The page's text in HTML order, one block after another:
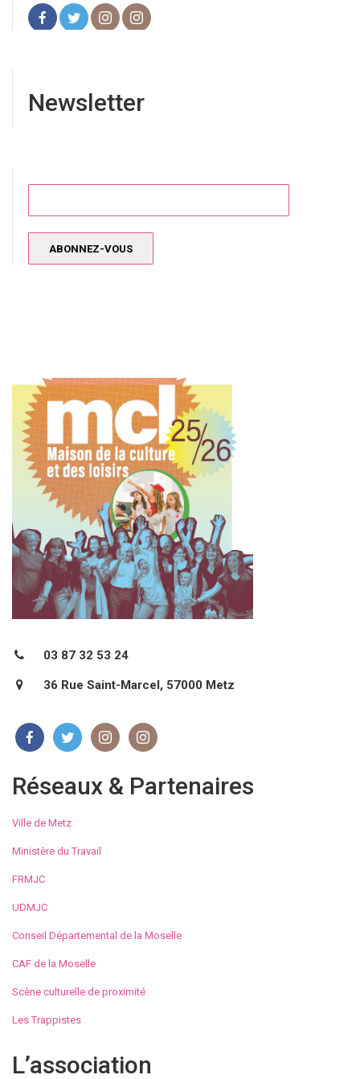
Newsletter
03 87 32 53 24
36 Rue Saint-Marcel, 57000 Metz
Réseaux & Partenaires
Ville de Metz
Ministère du Travail
FRMJC
UDMJC
Conseil Départemental de la Moselle
CAF de la Moselle
Scène culturelle de proximité
Les Trappistes
L’association